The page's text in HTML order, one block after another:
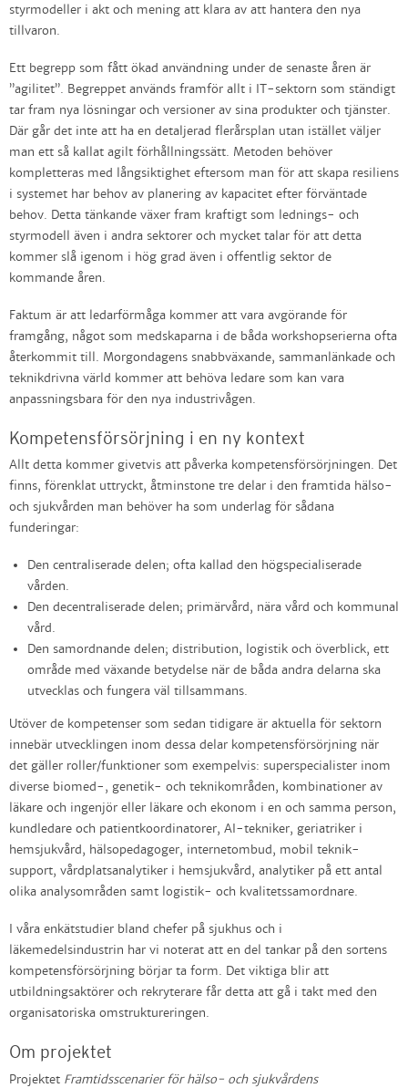
styrmodeller i akt och mening att klara av att hantera den nya
tillvaron.
Ett begrepp som fått ökad användning under de senaste åren är
”agilitet”. Begreppet används framför allt i IT-sektorn som ständigt
tar fram nya lösningar och versioner av sina produkter och tjänster.
Där går det inte att ha en detaljerad flerårsplan utan istället väljer
man ett så kallat agilt förhållningssätt. Metoden behöver
kompletteras med långsiktighet eftersom man för att skapa resiliens
i systemet har behov av planering av kapacitet efter förväntade
behov. Detta tänkande växer fram kraftigt som lednings- och
styrmodell även i andra sektorer och mycket talar för att detta
kommer slå igenom i hög grad även i offentlig sektor de
kommande åren.
Faktum är att ledarförmåga kommer att vara avgörande för
framgång, något som medskaparna i de båda workshopserierna ofta
återkommit till. Morgondagens snabbväxande, sammanlänkade och
teknikdrivna värld kommer att behöva ledare som kan vara
anpassningsbara för den nya industrivågen.
Kompetensförsörjning i en ny kontext
Allt detta kommer givetvis att påverka kompetensförsörjningen. Det
finns, förenklat uttryckt, åtminstone tre delar i den framtida hälso-
och sjukvården man behöver ha som underlag för sådana
funderingar:
Den centraliserade delen; ofta kallad den högspecialiserade
vården.
Den decentraliserade delen; primärvård, nära vård och kommunal
vård.
Den samordnande delen; distribution, logistik och överblick, ett
område med växande betydelse när de båda andra delarna ska
utvecklas och fungera väl tillsammans.
Utöver de kompetenser som sedan tidigare är aktuella för sektorn
innebär utvecklingen inom dessa delar kompetensförsörjning när
det gäller roller/funktioner som exempelvis: superspecialister inom
diverse biomed-, genetik- och teknikområden, kombinationer av
läkare och ingenjör eller läkare och ekonom i en och samma person,
kundledare och patientkoordinatorer, AI-tekniker, geriatriker i
hemsjukvård, hälsopedagoger, internetombud, mobil teknik-
support, vårdplatsanalytiker i hemsjukvård, analytiker på ett antal
olika analysområden samt logistik- och kvalitetssamordnare.
I våra enkätstudier bland chefer på sjukhus och i
läkemedelsindustrin har vi noterat att en del tankar på den sortens
kompetensförsörjning börjar ta form. Det viktiga blir att
utbildningsaktörer och rekryterare får detta att gå i takt med den
organisatoriska omstruktureringen.
Om projektet
Projektet Framtidsscenarier för hälso- och sjukvårdens